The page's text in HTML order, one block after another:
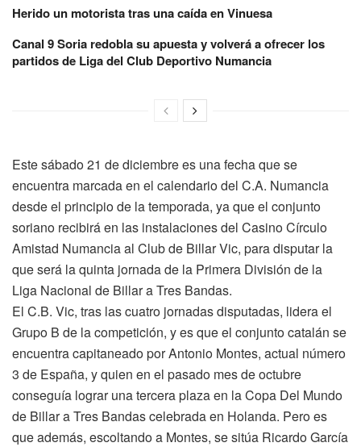
Herido un motorista tras una caída en Vinuesa
Canal 9 Soria redobla su apuesta y volverá a ofrecer los
partidos de Liga del Club Deportivo Numancia
Este sábado 21 de diciembre es una fecha que se
encuentra marcada en el calendario del C.A. Numancia
desde el principio de la temporada, ya que el conjunto
soriano recibirá en las instalaciones del Casino Círculo
Amistad Numancia al Club de Billar Vic, para disputar la
que será la quinta jornada de la Primera División de la
Liga Nacional de Billar a Tres Bandas.
El C.B. Vic, tras las cuatro jornadas disputadas, lidera el
Grupo B de la competición, y es que el conjunto catalán se
encuentra capitaneado por Antonio Montes, actual número
3 de España, y quien en el pasado mes de octubre
conseguía lograr una tercera plaza en la Copa Del Mundo
de Billar a Tres Bandas celebrada en Holanda. Pero es
que además, escoltando a Montes, se sitúa Ricardo García